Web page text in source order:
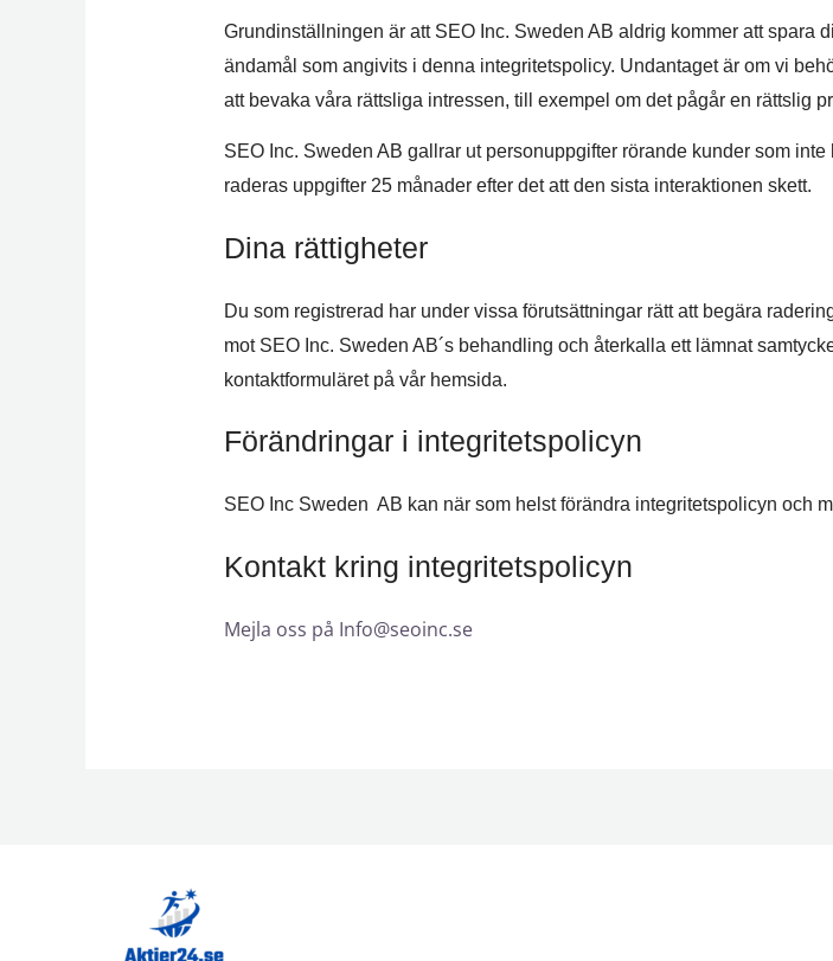
Grundinställningen är att SEO Inc. Sweden AB aldrig kommer att spara
ändamål som angivits i denna integritetspolicy. Undantaget är om vi
att bevaka våra rättsliga intressen, till exempel om det pågår en rättslig
SEO Inc. Sweden AB gallrar ut personuppgifter rörande kunder som
raderas uppgifter 25 månader efter det att den sista interaktionen skett.
Dina rättigheter
Du som registrerad har under vissa förutsättningar rätt att begära
mot SEO Inc. Sweden AB´s behandling och återkalla ett lämnat
kontaktformuläret på vår hemsida.
Förändringar i integritetspolicyn
SEO Inc Sweden AB kan när som helst förändra integritetspolicyn och
Kontakt kring integritetspolicyn
Mejla oss på Info@seoinc.se